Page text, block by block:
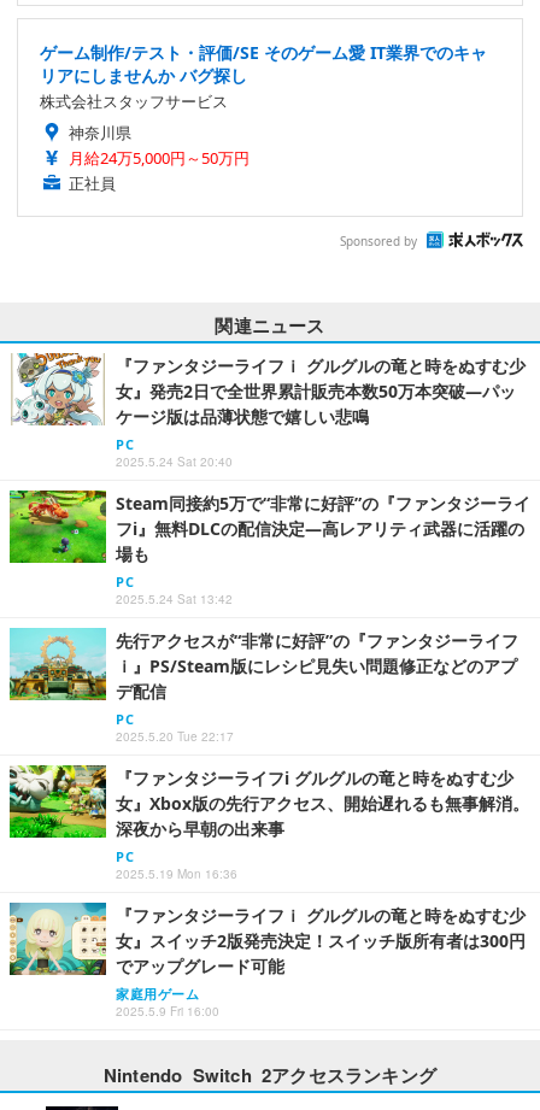
ゲーム制作/テスト・評価/SE そのゲーム愛 IT業界でのキャ
リアにしませんか バグ探し
株式会社スタッフサービス
神奈川県
月給24万5,000円～50万円
正社員
Sponsored by
関連ニュース
『ファンタジーライフｉ グルグルの竜と時をぬすむ少
女』発売2日で全世界累計販売本数50万本突破―パッ
ケージ版は品薄状態で嬉しい悲鳴
PC
2025.5.24 Sat 20:40
Steam同接約5万で“非常に好評”の『ファンタジーライ
フi』無料DLCの配信決定―高レアリティ武器に活躍の
場も
PC
2025.5.24 Sat 13:42
先行アクセスが“非常に好評”の『ファンタジーライフ
ｉ』PS/Steam版にレシピ見失い問題修正などのアプ
デ配信
PC
2025.5.20 Tue 22:17
『ファンタジーライフi グルグルの竜と時をぬすむ少
女』Xbox版の先行アクセス、開始遅れるも無事解消。
深夜から早朝の出来事
PC
2025.5.19 Mon 16:36
『ファンタジーライフｉ グルグルの竜と時をぬすむ少
女』スイッチ2版発売決定！スイッチ版所有者は300円
でアップグレード可能
家庭用ゲーム
2025.5.9 Fri 16:00
Nintendo Switch 2アクセスランキング